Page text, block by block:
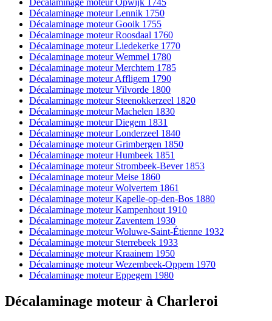
Décalaminage moteur Opwijk 1745
Décalaminage moteur Lennik 1750
Décalaminage moteur Gooik 1755
Décalaminage moteur Roosdaal 1760
Décalaminage moteur Liedekerke 1770
Décalaminage moteur Wemmel 1780
Décalaminage moteur Merchtem 1785
Décalaminage moteur Affligem 1790
Décalaminage moteur Vilvorde 1800
Décalaminage moteur Steenokkerzeel 1820
Décalaminage moteur Machelen 1830
Décalaminage moteur Diegem 1831
Décalaminage moteur Londerzeel 1840
Décalaminage moteur Grimbergen 1850
Décalaminage moteur Humbeek 1851
Décalaminage moteur Strombeek-Bever 1853
Décalaminage moteur Meise 1860
Décalaminage moteur Wolvertem 1861
Décalaminage moteur Kapelle-op-den-Bos 1880
Décalaminage moteur Kampenhout 1910
Décalaminage moteur Zaventem 1930
Décalaminage moteur Woluwe-Saint-Étienne 1932
Décalaminage moteur Sterrebeek 1933
Décalaminage moteur Kraainem 1950
Décalaminage moteur Wezembeek-Oppem 1970
Décalaminage moteur Eppegem 1980
Décalaminage moteur à Charleroi